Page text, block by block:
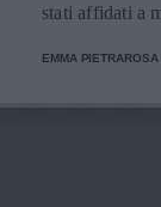
stati affidati a
EMMA PIETRAROSA